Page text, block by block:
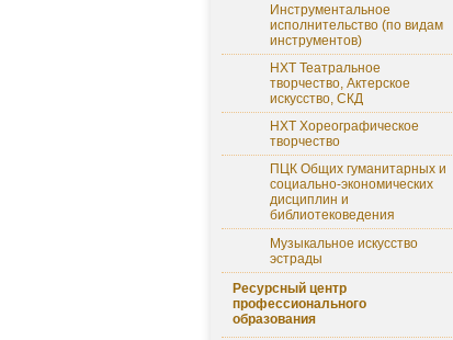
Инструментальное
исполнительство (по видам
инструментов)
НХТ Театральное
творчество, Актерское
искусство, СКД
НХТ Хореографическое
творчество
ПЦК Общих гуманитарных и
социально-экономических
дисциплин и
библиотековедения
Музыкальное искусство
эстрады
Ресурсный центр
профессионального
образования